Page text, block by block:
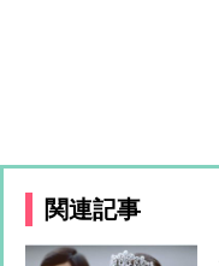
関連記事